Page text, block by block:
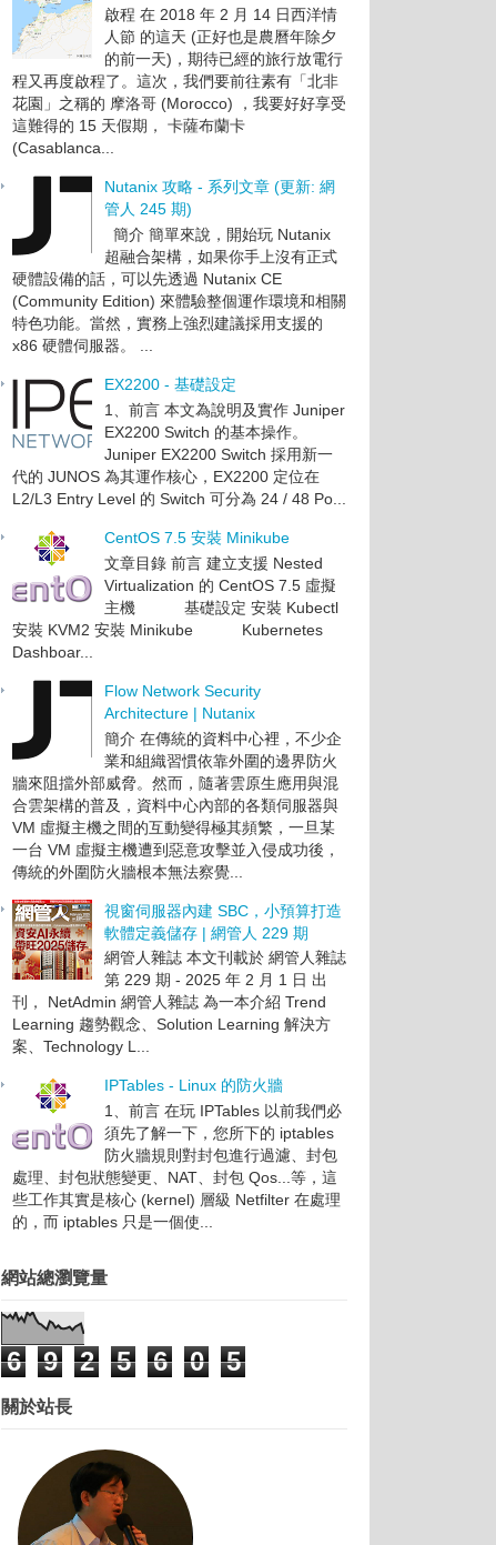
啟程 在 2018 年 2 月 14 日西洋情
人節 的這天 (正好也是農曆年除夕
的前一天)，期待已經的旅行放電行
程又再度啟程了。這次，我們要前往素有「北非
花園」之稱的 摩洛哥 (Morocco) ，我要好好享受
這難得的 15 天假期， 卡薩布蘭卡
(Casablanca...
Nutanix 攻略 - 系列文章 (更新: 網
管人 245 期)
簡介 簡單來說，開始玩 Nutanix
超融合架構，如果你手上沒有正式
硬體設備的話，可以先透過 Nutanix CE
(Community Edition) 來體驗整個運作環境和相關
特色功能。當然，實務上強烈建議採用支援的
x86 硬體伺服器。 ...
EX2200 - 基礎設定
1、前言 本文為說明及實作 Juniper
EX2200 Switch 的基本操作。
Juniper EX2200 Switch 採用新一
代的 JUNOS 為其運作核心，EX2200 定位在
L2/L3 Entry Level 的 Switch 可分為 24 / 48 Po...
CentOS 7.5 安裝 Minikube
文章目錄 前言 建立支援 Nested
Virtualization 的 CentOS 7.5 虛擬
主機 基礎設定 安裝 Kubectl
安裝 KVM2 安裝 Minikube Kubernetes
Dashboar...
Flow Network Security
Architecture | Nutanix
簡介 在傳統的資料中心裡，不少企
業和組織習慣依靠外圍的邊界防火
牆來阻擋外部威脅。然而，隨著雲原生應用與混
合雲架構的普及，資料中心內部的各類伺服器與
VM 虛擬主機之間的互動變得極其頻繁，一旦某
一台 VM 虛擬主機遭到惡意攻擊並入侵成功後，
傳統的外圍防火牆根本無法察覺...
視窗伺服器內建 SBC，小預算打造
軟體定義儲存 | 網管人 229 期
網管人雜誌 本文刊載於 網管人雜誌
第 229 期 - 2025 年 2 月 1 日 出
刊， NetAdmin 網管人雜誌 為一本介紹 Trend
Learning 趨勢觀念、Solution Learning 解決方
案、Technology L...
IPTables - Linux 的防火牆
1、前言 在玩 IPTables 以前我們必
須先了解一下，您所下的 iptables
防火牆規則對封包進行過濾、封包
處理、封包狀態變更、NAT、封包 Qos...等，這
些工作其實是核心 (kernel) 層級 Netfilter 在處理
的，而 iptables 只是一個使...
網站總瀏覽量
6 9 2 5 6 0 5
關於站長